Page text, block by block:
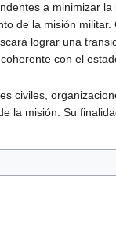
a minimizar la
de la misión militar.
lograr una
con el
civiles,
la misión. Su